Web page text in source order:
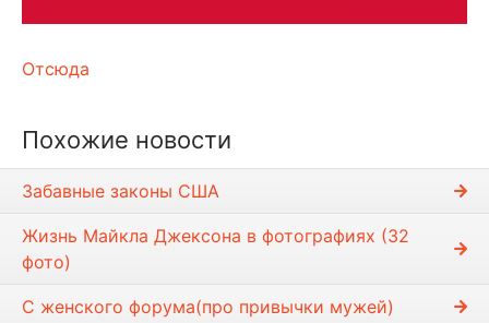
Отсюда
Похожие новости
Забавные законы США
Жизнь Майкла Джексона в фотографиях (32
фото)
С женского форума(про привычки мужей)